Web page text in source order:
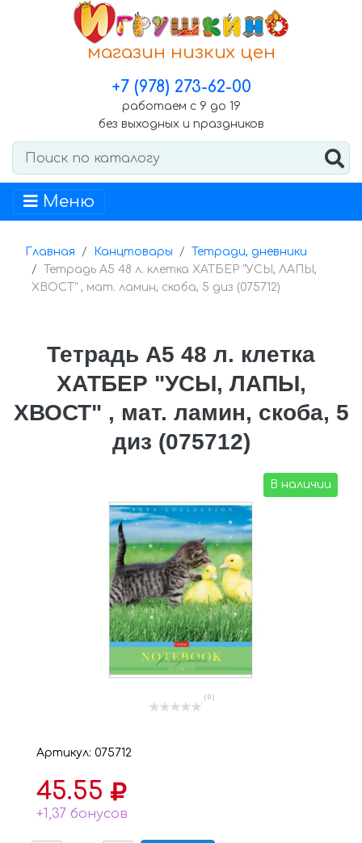
магазин низких цен
+7 (978) 273-62-00
работаем с 9 до 19
без выходных и праздников
Меню
Главная Канцтовары
Тетради, дневники
Тетрадь А5 48 л. клетка ХАТБЕР "УСЫ, ЛАПЫ,
ХВОСТ" , мат. ламин, скоба, 5 диз (075712)
Тетрадь А5 48 л. клетка
ХАТБЕР "УСЫ, ЛАПЫ,
ХВОСТ" , мат. ламин, скоба, 5
диз (075712)
В наличии
( 0 )
Артикул: 075712
45.55
+1,37 бонусов